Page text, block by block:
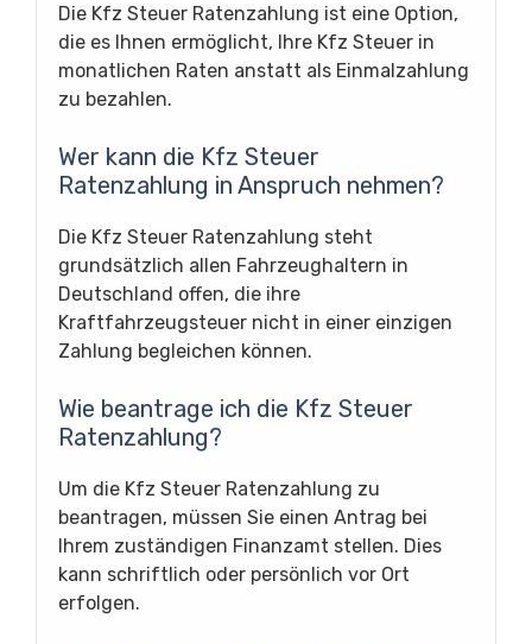
Die Kfz Steuer Ratenzahlung ist eine Option,
die es Ihnen ermöglicht, Ihre Kfz Steuer in
monatlichen Raten anstatt als Einmalzahlung
zu bezahlen.
Wer kann die Kfz Steuer
Ratenzahlung in Anspruch nehmen?
Die Kfz Steuer Ratenzahlung steht
grundsätzlich allen Fahrzeughaltern in
Deutschland offen, die ihre
Kraftfahrzeugsteuer nicht in einer einzigen
Zahlung begleichen können.
Wie beantrage ich die Kfz Steuer
Ratenzahlung?
Um die Kfz Steuer Ratenzahlung zu
beantragen, müssen Sie einen Antrag bei
Ihrem zuständigen Finanzamt stellen. Dies
kann schriftlich oder persönlich vor Ort
erfolgen.